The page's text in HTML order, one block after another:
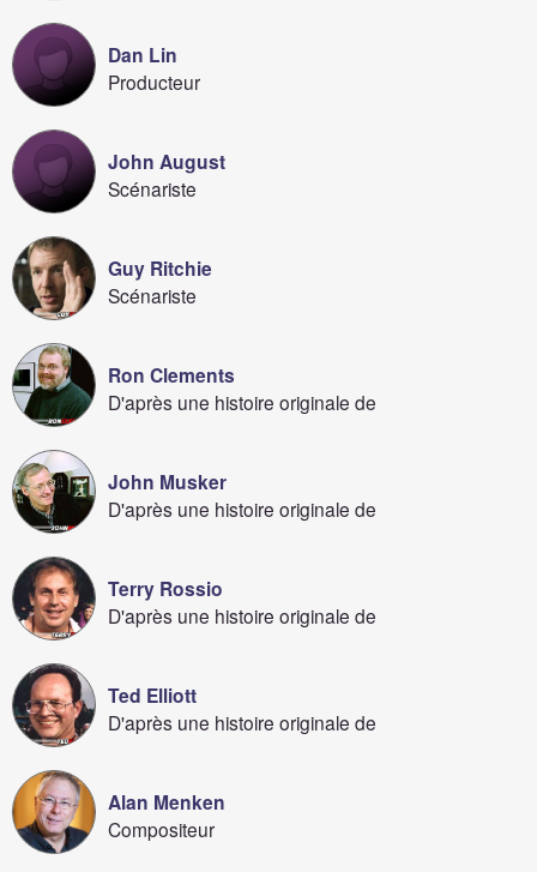
Dan Lin
Producteur
John August
Scénariste
Guy Ritchie
Scénariste
Ron Clements
D'après une histoire originale de
John Musker
D'après une histoire originale de
Terry Rossio
D'après une histoire originale de
Ted Elliott
D'après une histoire originale de
Alan Menken
Compositeur